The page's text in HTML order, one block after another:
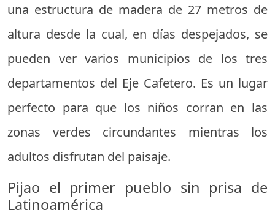
una estructura de madera de 27 metros de
altura desde la cual, en días despejados, se
pueden ver varios municipios de los tres
departamentos del Eje Cafetero. Es un lugar
perfecto para que los niños corran en las
zonas verdes circundantes mientras los
adultos disfrutan del paisaje.
Pijao el primer pueblo sin prisa de
Latinoamérica